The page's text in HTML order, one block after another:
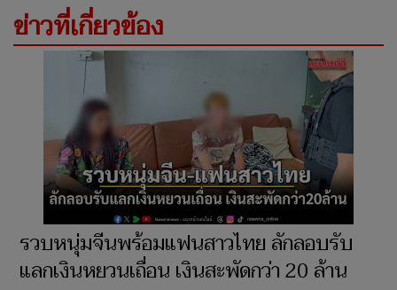
ข่าวที่เกี่ยวข้อง
รวบหนุ่มจีนพร้อมแฟนสาวไทย ลักลอบรับ
แลกเงินหยวนเถื่อน เงินสะพัดกว่า 20 ล้าน